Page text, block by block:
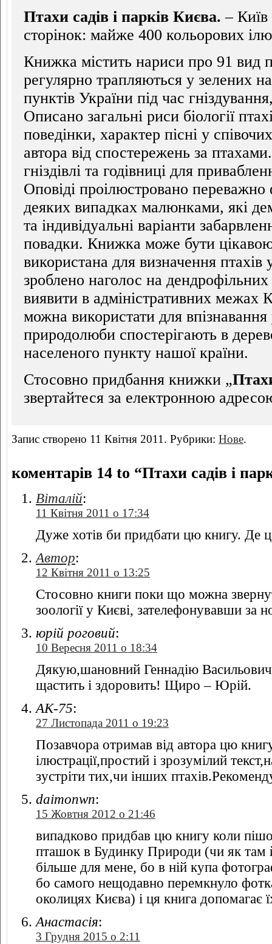
Птахи садів і парків Києва. –
сторінок: майже 400 кольорових
Книжка містить нариси про 91 вид
регулярно трапляються у зелених
пунктів України під час
Описано загальні риси біології
поведінки, характер пісні у
автора від спостережень за
гніздівлі та годівниці для
Оповіді проілюстровано
деяких випадках малюнками, які
та індивідуальні варіанти
повадки. Книжка може бути
використана для визначення птахів
зроблено наголос на
виявити в адміністративних межах
можна використати для впізнавання
природолюби спостерігають в
населеного пункту нашої країни.
Стосовно придбання книжки „
звертайтеся за електронною
Запис створено 11 Квітня 2011. Рубрики: Нове.
коментарів 14 to “Птахи садів і
Віталій:
11 Квітня 2011 о 17:34
Дуже хотів би придбати цю книгу. Де
Автор:
12 Квітня 2011 о 13:25
Стосовно книги поки що можна
зоології у Києві, зателефонувавши
юрій роговий:
10 Вересня 2011 о 18:34
Дякую,шановний Геннадію
щастить і здоровить! Щиро – Юрій.
АК-75:
27 Листопада 2011 о 19:23
Позавчора отримав від автора цю
ілюстрації,простий і зрозумілий
зустріти тих,чи інших
daimonwn:
15 Жовтня 2012 о 21:46
випадково придбав цю книгу коли
пташок в Будинку Природи (чи як там
більше для мене, бо в ній купа
бо самого нещодавно перемкнуло
околицях Києва) і ця книга допомагає
Анастасія:
3 Грудня 2015 о 2:11